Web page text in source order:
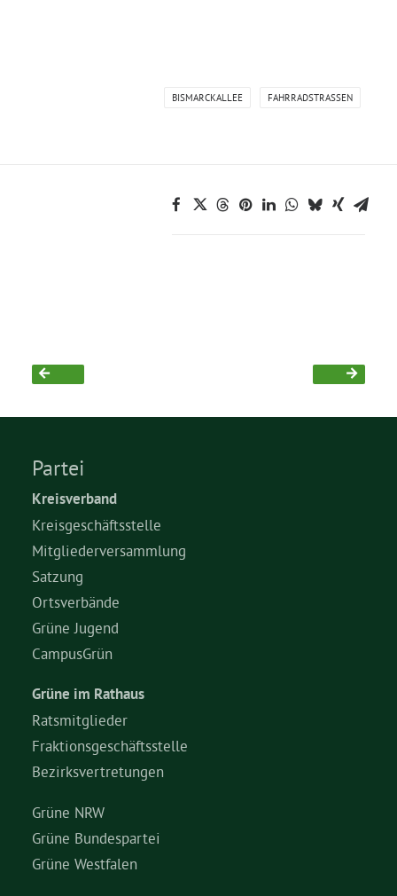
BISMARCKALLEE FAHRRADSTRASSEN
Partei
Kreisverband
Kreisgeschäftsstelle
Mitgliederversammlung
Satzung
Ortsverbände
Grüne Jugend
CampusGrün
Grüne im Rathaus
Ratsmitglieder
Fraktionsgeschäftsstelle
Bezirksvertretungen
Grüne NRW
Grüne Bundespartei
Grüne Westfalen